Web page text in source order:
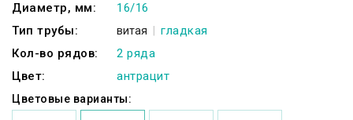
Диаметр, мм:
16/16
Тип трубы:
витая
гладкая
Кол-во рядов:
2 ряда
Цвет:
антрацит
Цветовые варианты: